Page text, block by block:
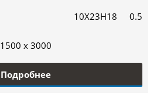
10Х23Н18 0.5
1500 x 3000
Подробнее